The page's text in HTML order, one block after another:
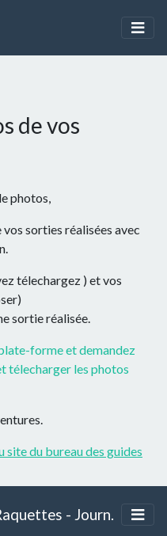
de vos
photos,
sorties réalisées avec
télechargez ) et vos
sortie réalisée.
forme et demandez
télecharger les photos
site du bureau des guides
- Journée France - Cap de la Lite